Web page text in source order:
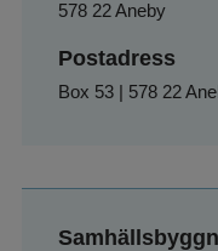
578 22 Aneby
Postadress
Box 53 | 578 22